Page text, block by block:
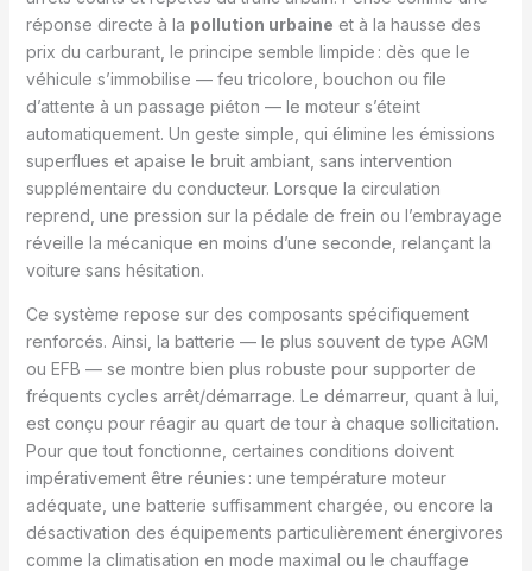
réponse directe à la pollution urbaine et à la hausse des
prix du carburant, le principe semble limpide : dès que le
véhicule s’immobilise — feu tricolore, bouchon ou file
d’attente à un passage piéton — le moteur s’éteint
automatiquement. Un geste simple, qui élimine les émissions
superflues et apaise le bruit ambiant, sans intervention
supplémentaire du conducteur. Lorsque la circulation
reprend, une pression sur la pédale de frein ou l’embrayage
réveille la mécanique en moins d’une seconde, relançant la
voiture sans hésitation.
Ce système repose sur des composants spécifiquement
renforcés. Ainsi, la batterie — le plus souvent de type AGM
ou EFB — se montre bien plus robuste pour supporter de
fréquents cycles arrêt/démarrage. Le démarreur, quant à lui,
est conçu pour réagir au quart de tour à chaque sollicitation.
Pour que tout fonctionne, certaines conditions doivent
impérativement être réunies : une température moteur
adéquate, une batterie suffisamment chargée, ou encore la
désactivation des équipements particulièrement énergivores
comme la climatisation en mode maximal ou le chauffage